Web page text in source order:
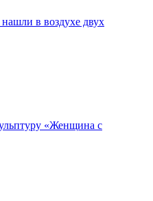
в воздухе двух
«Женщина с